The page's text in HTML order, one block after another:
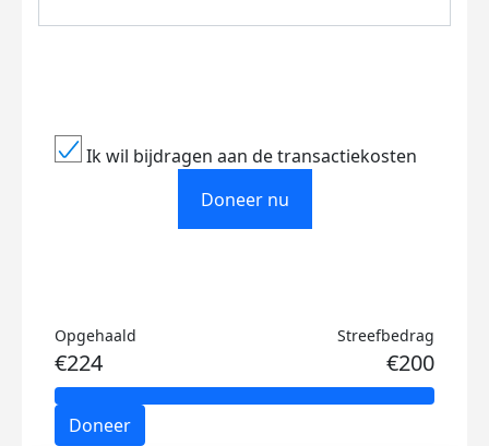
Ik wil bijdragen aan de transactiekosten
Doneer nu
Opgehaald
€224
Streefbedrag
€200
Doneer